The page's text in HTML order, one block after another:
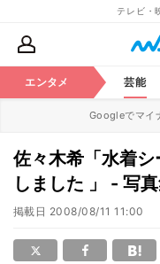
テレビ・
エンタメ 芸能
Googleでマイ
佐々木希「水着
しました 」 - 写
掲載日 2008/08/11 11:00